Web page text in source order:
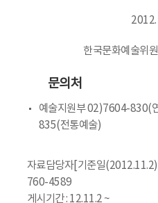
2012.
한국문화예술위
문의처
예술지원부 02)7604-830(
835(전통예술)
자료담당자[기준일
760-4589
게시기간 : 12.11.2 ~